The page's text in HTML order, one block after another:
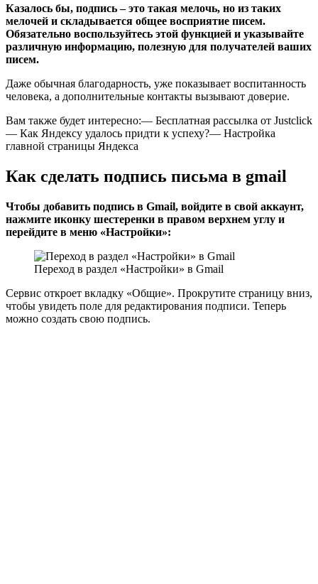
Казалось бы, подпись – это такая мелочь, но из таких
мелочей и складывается общее восприятие писем.
Обязательно воспользуйтесь этой функцией и указывайте
различную информацию, полезную для получателей ваших
писем.
Даже обычная благодарность, уже показывает воспитанность
человека, а дополнительные контакты вызывают доверие.
Вам также будет интересно:— Бесплатная рассылка от Justclick
— Как Яндексу удалось придти к успеху?— Настройка
главной страницы Яндекса
Как сделать подпись письма в gmail
Чтобы добавить подпись в Gmail, войдите в свой аккаунт,
нажмите иконку шестеренки в правом верхнем углу и
перейдите в меню «Настройки»:
Переход в раздел «Настройки» в Gmail
Сервис откроет вкладку «Общие». Прокрутите страницу вниз,
чтобы увидеть поле для редактирования подписи. Теперь
можно создать свою подпись.